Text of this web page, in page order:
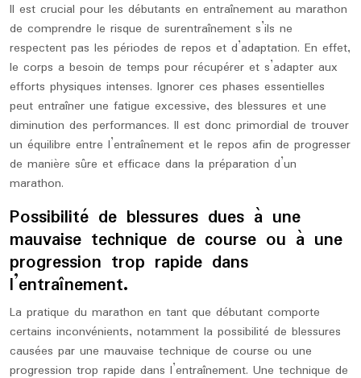
Il est crucial pour les débutants en entraînement au marathon
de comprendre le risque de surentraînement s’ils ne
respectent pas les périodes de repos et d’adaptation. En effet,
le corps a besoin de temps pour récupérer et s’adapter aux
efforts physiques intenses. Ignorer ces phases essentielles
peut entraîner une fatigue excessive, des blessures et une
diminution des performances. Il est donc primordial de trouver
un équilibre entre l’entraînement et le repos afin de progresser
de manière sûre et efficace dans la préparation d’un
marathon.
Possibilité de blessures dues à une
mauvaise technique de course ou à une
progression trop rapide dans
l’entraînement.
La pratique du marathon en tant que débutant comporte
certains inconvénients, notamment la possibilité de blessures
causées par une mauvaise technique de course ou une
progression trop rapide dans l’entraînement. Une technique de